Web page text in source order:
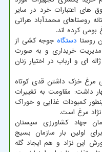
های اعتبارات خرد در سایر
روستاهای محمدآباد هراتی
بومی کرده اند.
روستا دستگاه جوجه کشی از
مدیریت خریداری و به صورت
ای و ارباب در اختیار زنان
مرغ خزک داشتن قدی کوتاه
داشت: مقاومت به تغییرات
کمبودات غذایی و خوراک
مرغ است.
جهاد کشاورزی سیستان
اولین بار سازمان بسیج
این نژاد و هم ایجاد گله